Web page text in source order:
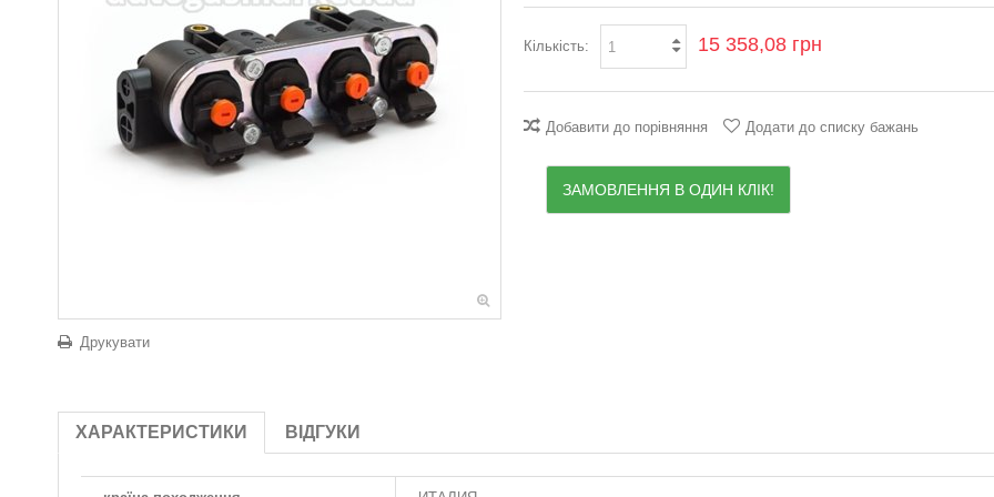
Друкувати
Кількість: 15 358,08 грн
Добавити до порівняння Додати до списку бажань
ЗАМОВЛЕННЯ В ОДИН КЛІК!
ХАРАКТЕРИСТИКИ ВІДГУКИ